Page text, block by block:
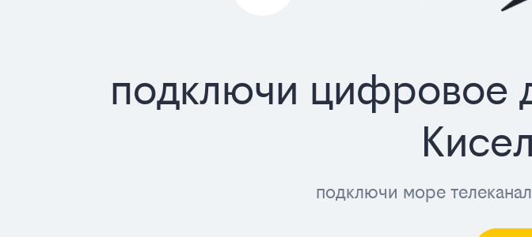
подключи цифровое
подключи море